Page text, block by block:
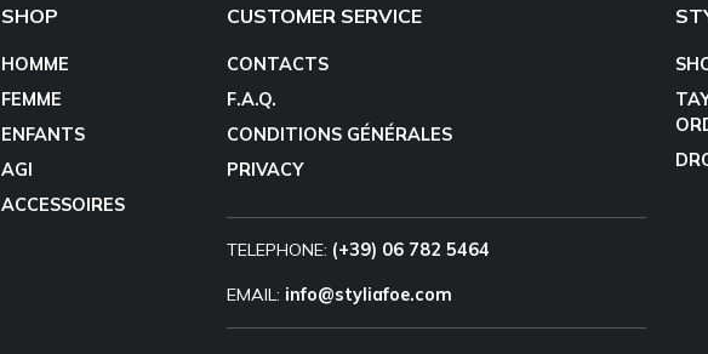
SHOP
HOMME
FEMME
ENFANTS
AGI
ACCESSOIRES
CUSTOMER SERVICE
CONTACTS
F.A.Q.
CONDITIONS GÉNÉRALES
PRIVACY
TELEPHONE: (+39) 06 782 5464
EMAIL: info@styliafoe.com